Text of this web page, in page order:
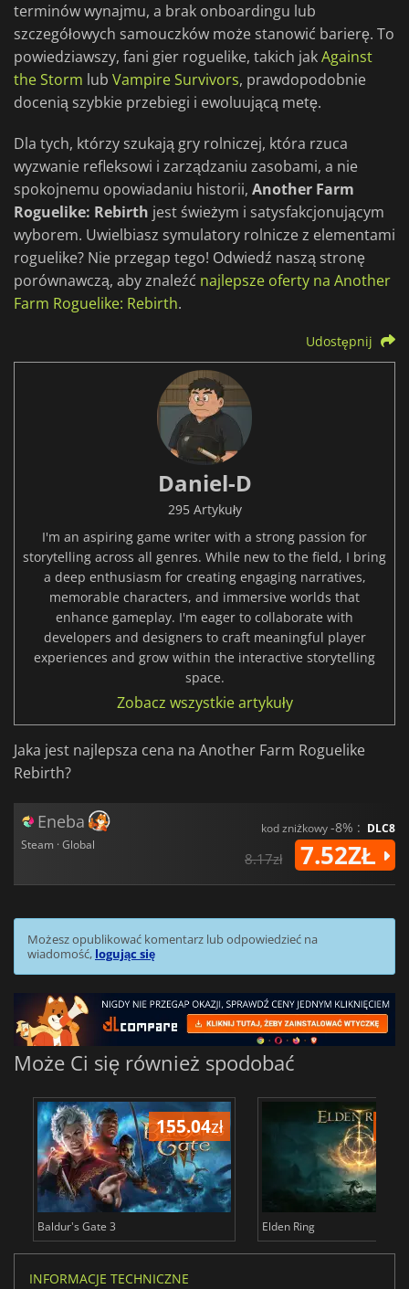
terminów wynajmu, a brak onboardingu lub
szczegółowych samouczków może stanowić barierę. To
powiedziawszy, fani gier roguelike, takich jakAgainst
the Storm lub Vampire Survivors, prawdopodobnie
docenią szybkie przebiegi i ewoluującą metę.
Dla tych, którzy szukają gry rolniczej, która rzuca
wyzwanie refleksowi i zarządzaniu zasobami, a nie
spokojnemu opowiadaniu historii, Another Farm
Roguelike: Rebirth jest świeżym i satysfakcjonującym
wyborem. Uwielbiasz symulatory rolnicze z elementami
roguelike? Nie przegap tego! Odwiedź naszą stronę
porównawczą, aby znaleźć najlepsze oferty na Another
Farm Roguelike: Rebirth.
Udostępnij
Daniel-D
295 Artykuły
I'm an aspiring game writer with a strong passion for
storytelling across all genres. While new to the field, I bring
a deep enthusiasm for creating engaging narratives,
memorable characters, and immersive worlds that
enhance gameplay. I'm eager to collaborate with
developers and designers to craft meaningful player
experiences and grow within the interactive storytelling
space.
Zobacz wszystkie artykuły
Jaka jest najlepsza cena na Another Farm Roguelike
Rebirth?
Eneba
Steam · Global
kod zniżkowy-8% : DLC8
8.17zł 7.52ZŁ
Możesz opublikować komentarz lub odpowiedzieć na
wiadomość, logując się
Może Ci się również spodobać
155.04zł
Baldur's Gate 3 Elden Ring
INFORMACJE TECHNICZNE